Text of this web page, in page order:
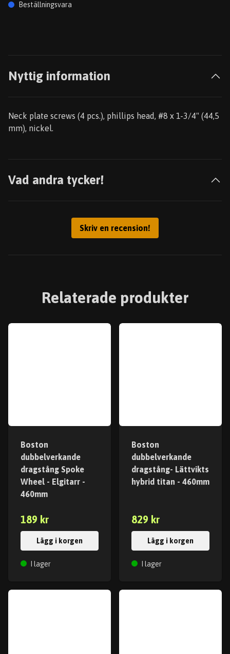
Beställningsvara
Nyttig information
Neck plate screws (4 pcs.), phillips head, #8 x 1-3/4" (44,5
mm), nickel.
Vad andra tycker!
Skriv en recension!
Relaterade produkter
Boston
dubbelverkande
dragstång Spoke
Wheel - Elgitarr -
460mm
189 kr
Lägg i korgen
I lager
Boston
dubbelverkande
dragstång- Lättvikts
hybrid titan - 460mm
829 kr
Lägg i korgen
I lager